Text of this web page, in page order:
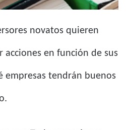
novatos quieren
acciones en función de sus
empresas tendrán buenos